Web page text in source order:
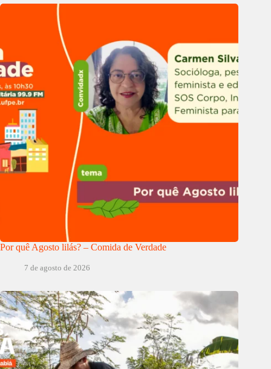
Por quê Agosto lilás? – Comida de Verdade
7 de agosto de 2026